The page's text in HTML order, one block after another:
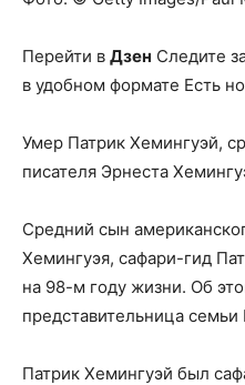
Перейти в Дзен Следите
в удобном формате Есть
Умер Патрик Хемингуэй,
писателя Эрнеста
Средний сын
Хемингуэя, сафари-гид
на 98-м году жизни. Об
представительница
Патрик Хемингуэй был